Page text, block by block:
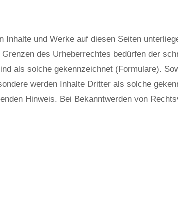
Inhalte und Werke auf diesen Seiten
des Urheberrechtes bedürfen der
als solche gekennzeichnet (Formulare).
werden Inhalte Dritter als solche
Hinweis. Bei Bekanntwerden von